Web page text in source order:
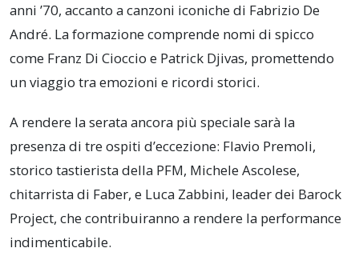
anni ’70, accanto a canzoni iconiche di Fabrizio De
André. La formazione comprende nomi di spicco
come Franz Di Cioccio e Patrick Djivas, promettendo
un viaggio tra emozioni e ricordi storici.
A rendere la serata ancora più speciale sarà la
presenza di tre ospiti d’eccezione: Flavio Premoli,
storico tastierista della PFM, Michele Ascolese,
chitarrista di Faber, e Luca Zabbini, leader dei Barock
Project, che contribuiranno a rendere la performance
indimenticabile.